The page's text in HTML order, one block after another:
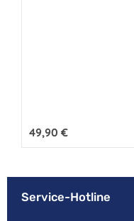
Regulärer Preis:
49,90 €
Service-Hotline